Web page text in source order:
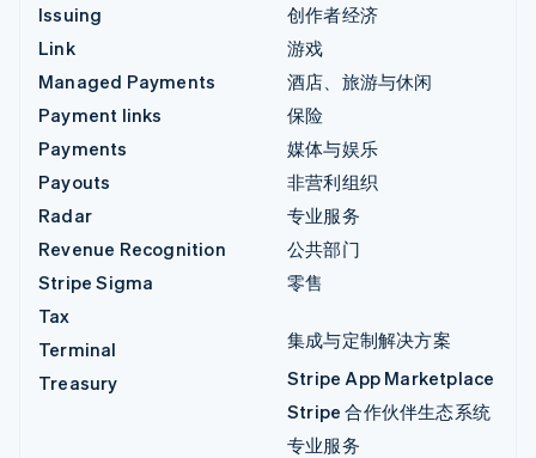
Issuing
Link
Managed Payments
Payment links
Payments
Payouts
Radar
Revenue Recognition
Stripe Sigma
Tax
Terminal
Treasury
创作者经济
游戏
酒店、旅游与休闲
保险
媒体与娱乐
非营利组织
专业服务
公共部门
零售
集成与定制解决方案
Stripe App Marketplace
Stripe 合作伙伴生态系统
专业服务